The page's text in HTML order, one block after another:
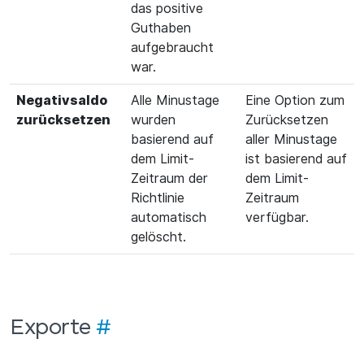
das positive
Guthaben
aufgebraucht
war.
Negativsaldo
zurücksetzen
Alle Minustage
wurden
basierend auf
dem Limit-
Zeitraum der
Richtlinie
automatisch
gelöscht.
Eine Option zum
Zurücksetzen
aller Minustage
ist basierend auf
dem Limit-
Zeitraum
verfügbar.
Exporte #